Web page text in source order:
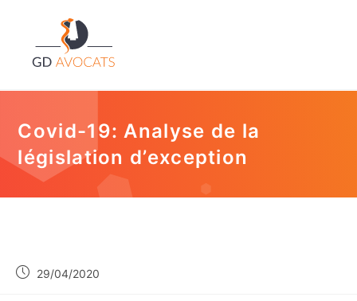
Covid-19: Analyse de la
législation d’exception
29/04/2020